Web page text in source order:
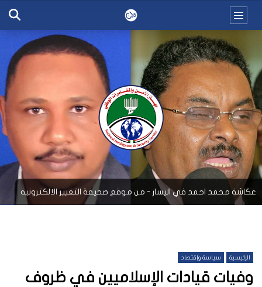
عكاشة محمد احمد في اليسار - من موقع صحيفة التغيير الالكترونية
الرئيسية سياسة وإقتصاد
وفيات قيادات الإسلاميين في ظروف